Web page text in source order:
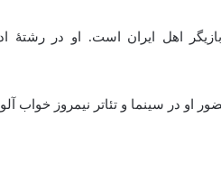
دولتشاهی (زادهٔ ۱۶ مهر ۱۳۵۸) بازیگر اهل